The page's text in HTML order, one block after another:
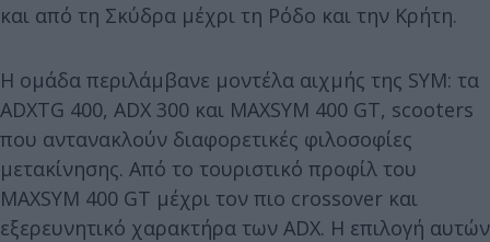
και από τη Σκύδρα μέχρι τη Ρόδο και την Κρήτη.
Η ομάδα περιλάμβανε μοντέλα αιχμής της SYM: τα
ADXTG 400, ADX 300 και MAXSYM 400 GT, scooters
που αντανακλούν διαφορετικές φιλοσοφίες
μετακίνησης. Από το τουριστικό προφίλ του
MAXSYM 400 GT μέχρι τον πιο crossover και
εξερευνητικό χαρακτήρα των ADX. Η επιλογή αυτών